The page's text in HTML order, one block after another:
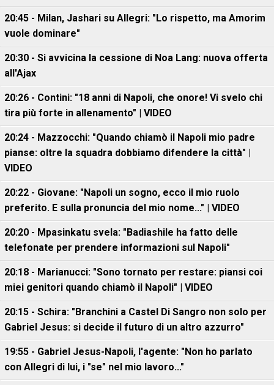
20:45 - Milan, Jashari su Allegri: "Lo rispetto, ma Amorim
vuole dominare"
20:30 - Si avvicina la cessione di Noa Lang: nuova offerta
all'Ajax
20:26 - Contini: "18 anni di Napoli, che onore! Vi svelo chi
tira più forte in allenamento" | VIDEO
20:24 - Mazzocchi: "Quando chiamò il Napoli mio padre
pianse: oltre la squadra dobbiamo difendere la città" |
VIDEO
20:22 - Giovane: "Napoli un sogno, ecco il mio ruolo
preferito. E sulla pronuncia del mio nome..." | VIDEO
20:20 - Mpasinkatu svela: "Badiashile ha fatto delle
telefonate per prendere informazioni sul Napoli"
20:18 - Marianucci: "Sono tornato per restare: piansi coi
miei genitori quando chiamò il Napoli" | VIDEO
20:15 - Schira: "Branchini a Castel Di Sangro non solo per
Gabriel Jesus: si decide il futuro di un altro azzurro"
19:55 - Gabriel Jesus-Napoli, l'agente: "Non ho parlato
con Allegri di lui, i "se" nel mio lavoro..."